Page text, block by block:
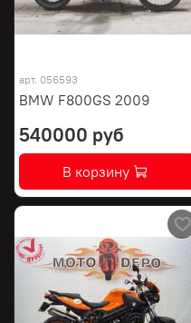
арт. 056593
BMW F800GS 2009
540000 руб
В корзину